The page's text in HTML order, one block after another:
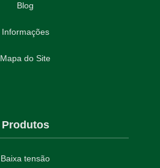
Blog
Informações
Mapa do Site
Produtos
Baixa tensão